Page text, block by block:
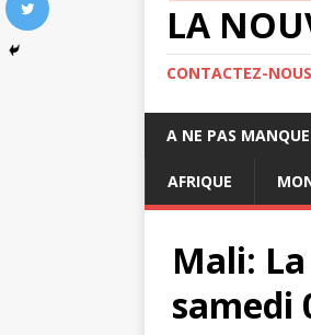
LA
CONTACTEZ-
A NE PAS
AFRIQUE
Mali:
samedi